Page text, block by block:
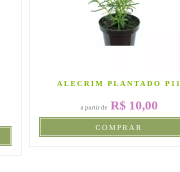
ALECRIM PLANTADO P11
a partir deR$ 10,00
COMPRAR